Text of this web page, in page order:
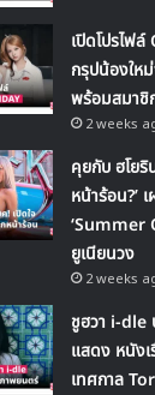
เปิดโปรไฟ
กรุปน้องให
พร้อมสมาชิ
2 weeks
คุยกับ ฮโยริ
หน้าร้อน?’
‘Summer
ยูเนียนวง
2 weeks
ชูฮวา i-dle
แสดง หนังเ
เทศกาล